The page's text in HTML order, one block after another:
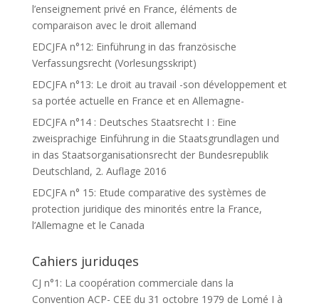
l’enseignement privé en France, éléments de
comparaison avec le droit allemand
EDCJFA n°12: Einführung in das französische
Verfassungsrecht (Vorlesungsskript)
EDCJFA n°13: Le droit au travail -son développement et
sa portée actuelle en France et en Allemagne-
EDCJFA n°14 : Deutsches Staatsrecht I : Eine
zweisprachige Einführung in die Staatsgrundlagen und
in das Staatsorganisationsrecht der Bundesrepublik
Deutschland, 2. Auflage 2016
EDCJFA n° 15: Etude comparative des systèmes de
protection juridique des minorités entre la France,
l’Allemagne et le Canada
Cahiers juriduqes
CJ n°1: La coopération commerciale dans la
Convention ACP- CEE du 31 octobre 1979 de Lomé I à